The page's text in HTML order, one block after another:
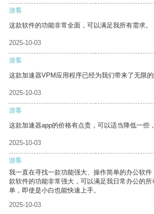
游客
这款软件的功能非常全面，可以满足我所有需求。
2025-10-03
游客
这款加速器VPM应用程序已经为我们带来了无限的
2025-10-03
游客
这款加速器app的价格有点贵，可以适当降低一些
2025-10-03
游客
我一直在寻找一款功能强大、操作简单的办公软
款软件的功能非常强大，可以满足我日常办公的
单，即使是小白也能快速上手。
2025-10-03